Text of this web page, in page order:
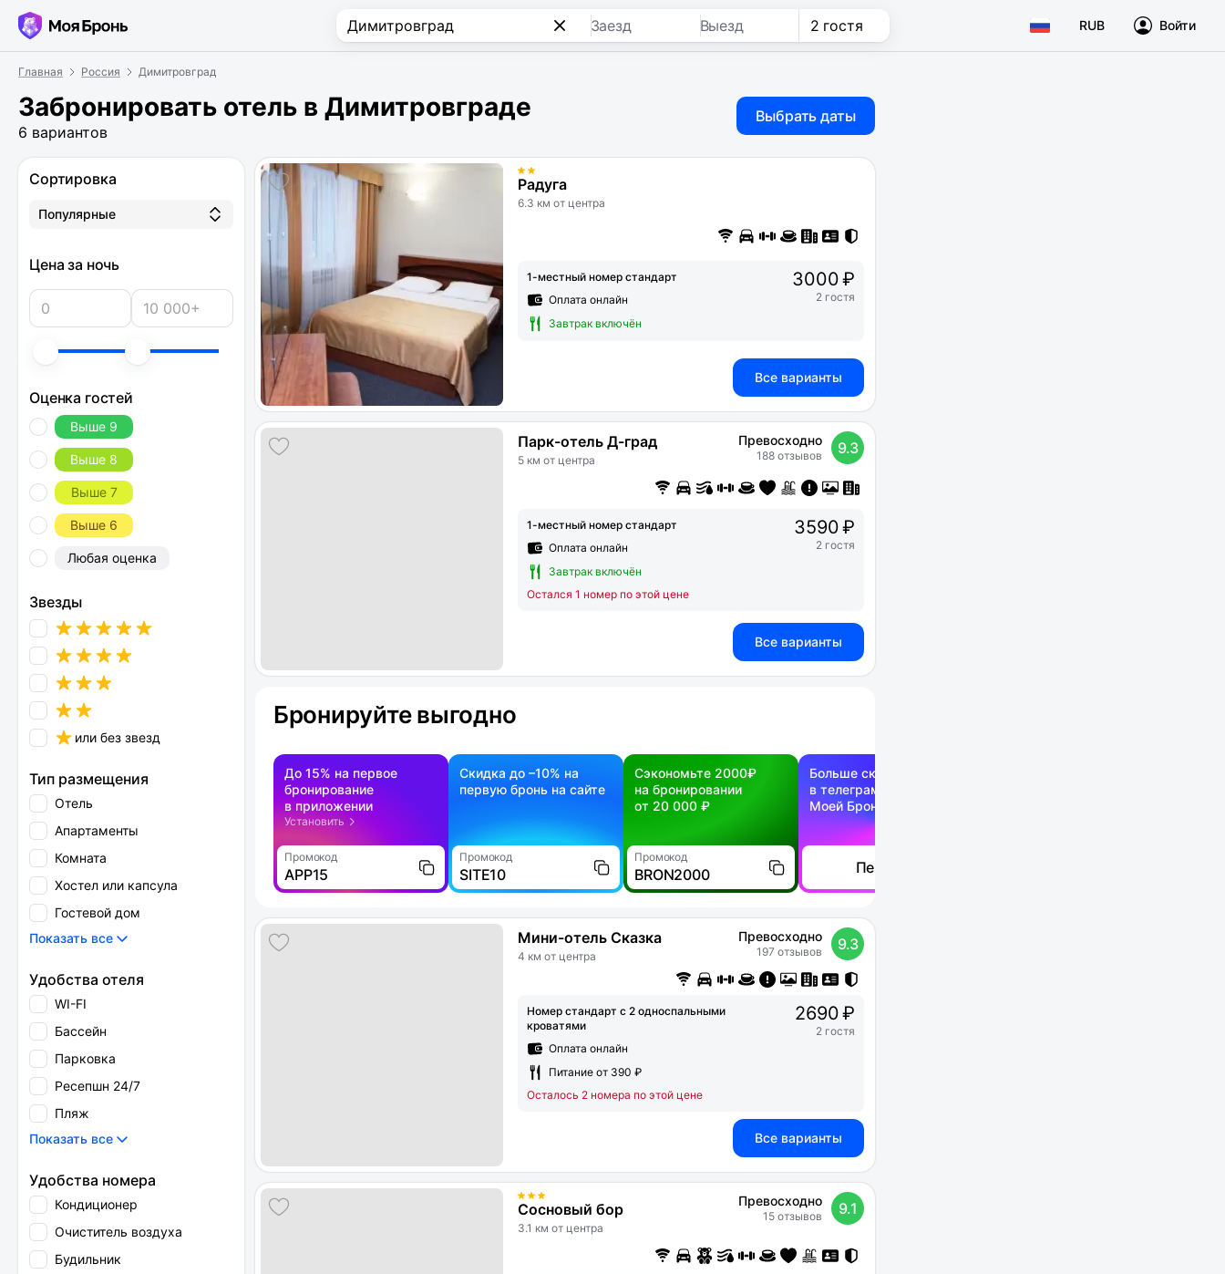
Заезд Выезд 2 гостя RUB Войти
Главная Россия Димитровград
Забронировать отель в Димитровграде
6 вариантов
Выбрать даты
Сортировка
Популярные
Цена за ночь
Оценка гостей
Выше 9
Выше 8
Выше 7
Выше 6
Любая оценка
Звезды
или без звезд
Тип размещения
Отель
Апартаменты
Комната
Хостел или капсула
Гостевой дом
Показать все
Удобства отеля
WI-FI
Бассейн
Парковка
Ресепшн 24/7
Пляж
Показать все
Удобства номера
Кондиционер
Очиститель воздуха
Будильник
Радуга
6.3 км от центра
1-местный номер стандарт
Оплата онлайн
Завтрак включён
3000 ₽
2 гостя
Все варианты
Парк-отель Д-град
5 км от центра
Превосходно
188 отзывов 9.3
1-местный номер стандарт
Оплата онлайн
Завтрак включён
Остался 1 номер по этой цене
3590 ₽
2 гостя
Все варианты
Бронируйте выгодно
До 15% на первое
бронирование
в приложении
Установить
Промокод
APP15
Скидка до –10% на
первую бронь на сайте
Промокод
SITE10
Сэкономьте 2000₽
на бронировании
от 20 000 ₽
Промокод
BRON2000
Больше скидок —
в телеграм-канале
Моей Брони
Перейти
Мини-отель Сказка
4 км от центра
Превосходно
197 отзывов 9.3
Номер стандарт с 2 односпальными
кроватями
Оплата онлайн
Питание от 390 ₽
Осталось 2 номера по этой цене
2690 ₽
2 гостя
Все варианты
Сосновый бор
3.1 км от центра
Превосходно
15 отзывов 9.1